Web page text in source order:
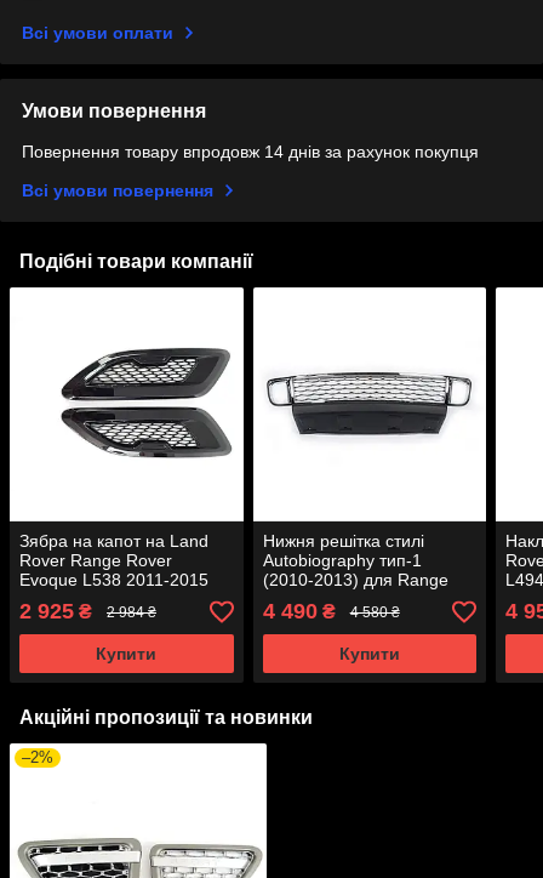
Всі умови оплати
Умови повернення
Повернення товару впродовж 14 днів за рахунок покупця
Всі умови повернення
Подібні товари компанії
Зябра на капот на Land
Rover Range Rover
Evoque L538 2011-2015
року
2 925 ₴ 2 984 ₴
Купити
Нижня решітка стилі
Autobiography тип-1
(2010-2013) для Range
Rover III L322
4 490₴ 4 580 ₴
Купити
4
Акційні пропозиції та новинки
–2%